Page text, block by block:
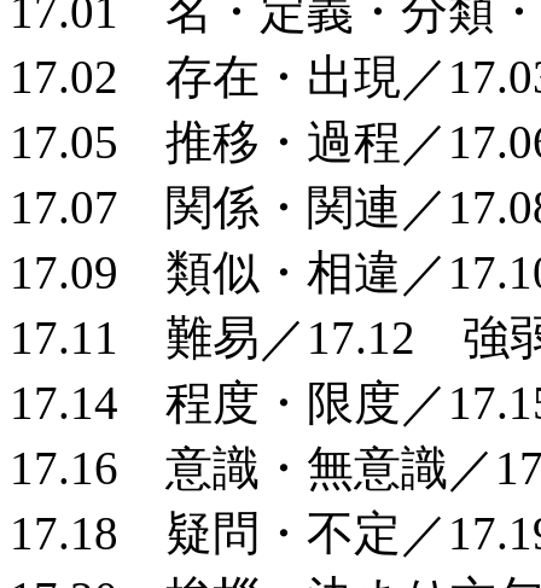
17.01 名・定義・分類
17.02 存在・出現／
17.05 推移・過程／
17.07 関係・関連／
17.09 類似・相違／
17.11 難易／17.12 強
17.14 程度・限度／
17.16 意識・無意識／
17.18 疑問・不定／